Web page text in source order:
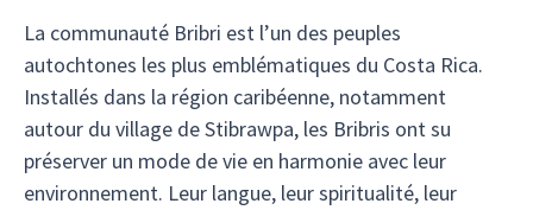
La communauté Bribri est l’un des peuples
autochtones les plus emblématiques du Costa Rica.
Installés dans la région caribéenne, notamment
autour du village de Stibrawpa, les Bribris ont su
préserver un mode de vie en harmonie avec leur
environnement. Leur langue, leur spiritualité, leur